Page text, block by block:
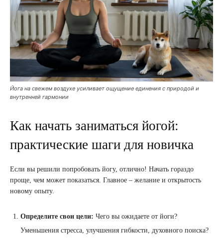
Йога на свежем воздухе усиливает ощущение единения с природой и
внутренней гармонии
Как начать заниматься йогой:
практические шаги для новичка
Если вы решили попробовать йогу, отлично! Начать гораздо
проще, чем может показаться. Главное – желание и открытость
новому опыту.
Определите свои цели: Чего вы ожидаете от йоги?
Уменьшения стресса, улучшения гибкости, духовного поиска?